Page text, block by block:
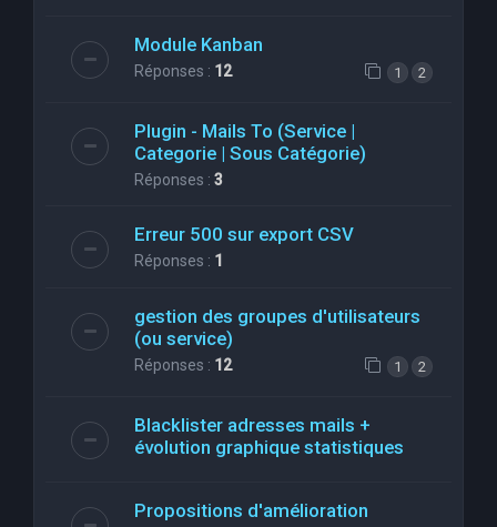
Module Kanban
Réponses : 12 1 2
Plugin - Mails To (Service |
Categorie | Sous Catégorie)
Réponses : 3
Erreur 500 sur export CSV
Réponses : 1
gestion des groupes d'utilisateurs
(ou service)
Réponses : 12 1 2
Blacklister adresses mails +
évolution graphique statistiques
Propositions d'amélioration